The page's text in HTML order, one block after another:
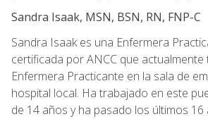
Sandra Isaak, MSN, BSN, RN, FNP-C
Sandra Isaak es una Enfermera
certificada por ANCC que
Enfermera Practicante en la sala de
hospital local. Ha trabajado en este
de 14 años y ha pasado los últimos